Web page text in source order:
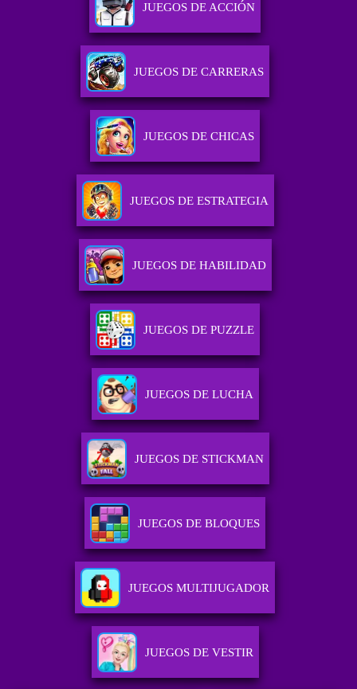
JUEGOS DE ACCIÓN
JUEGOS DE CARRERAS
JUEGOS DE CHICAS
JUEGOS DE ESTRATEGIA
JUEGOS DE HABILIDAD
JUEGOS DE PUZZLE
JUEGOS DE LUCHA
JUEGOS DE STICKMAN
JUEGOS DE BLOQUES
JUEGOS MULTIJUGADOR
JUEGOS DE VESTIR